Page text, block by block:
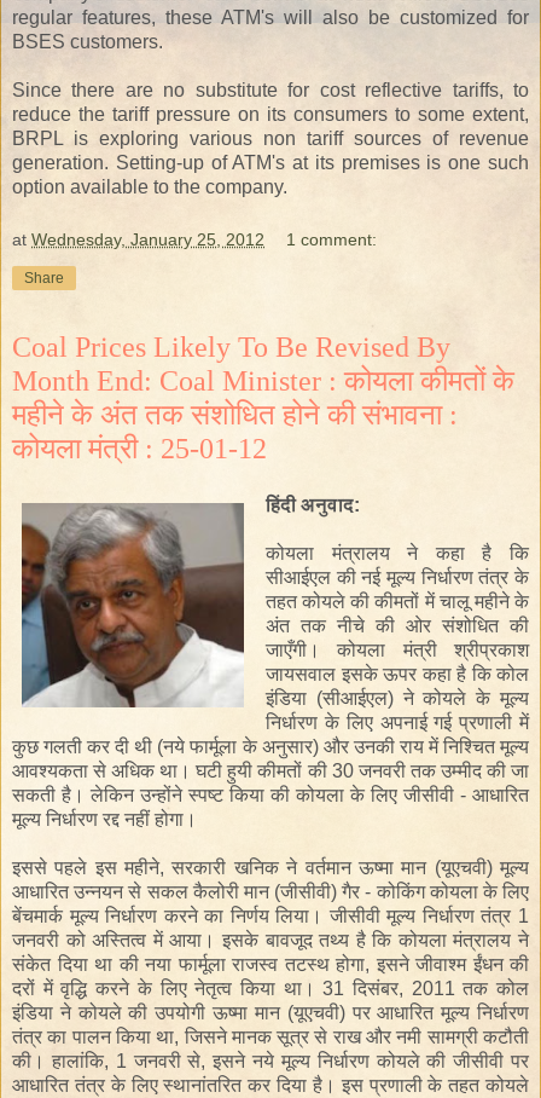
regular features, these ATM's will also be customized for
BSES customers.
Since there are no substitute for cost reflective tariffs, to
reduce the tariff pressure on its consumers to some extent,
BRPL is exploring various non tariff sources of revenue
generation. Setting-up of ATM's at its premises is one such
option available to the company.
at Wednesday, January 25, 2012 1 comment:
Share
Coal Prices Likely To Be Revised By
Month End: Coal Minister : कोयला कीमतों के
महीने के अंत तक संशोधित होने की संभावना :
कोयला मंत्री : 25-01-12
हिंदी अनुवाद:
कोयला मंत्रालय ने कहा है
कि
सीआईएल की नई मूल्य निर्धारण तंत्र के
तहत कोयले की कीमतों में चालू महीने के
अंत तक नीचे की ओर संशोधित की
जाएँगी।कोयला मंत्री
श्रीप्रकाश
जायसवाल इसके ऊपर कहा है कि कोल
इंडिया (सीआईएल)नेकोयले के मूल्य
निर्धारण के लिए अपनाई गई प्रणाली में
कुछ गलती कर दी थी (नयेफार्मूला के अनुसार) और उनकी राय में निश्चित मूल्य
आवश्यकतासे अधिक था । घटी हुयीकीमतों की 30 जनवरी तकउम्मीद की जा
सकती है । लेकिन उन्होंने स्पष्टकिया की कोयला के लिए जीसीवी - आधारित
मूल्य निर्धारण रद्द नहीं होगा ।
इससे पहले इस महीने, सरकारी खनिकनेवर्तमान ऊष्मा मान(यूएचवी) मूल्य
आधारित उन्नयन से सकल कैलोरी मान (जीसीवी) गैर - कोकिंग कोयला के लिए
बेंचमार्क मूल्य निर्धारण करने का निर्णय लिया । जीसीवी मूल्य निर्धारण तंत्र 1
जनवरी को अस्तित्व में आया। इसके बावजूदतथ्य है कि कोयला मंत्रालय ने
संकेत दिया था कीनया फार्मूलाराजस्व तटस्थ होगा, इसनेजीवाश्म ईंधन की
दरों में वृद्धि करने के लिए नेतृत्व किया था।31 दिसंबर, 2011 तक कोल
इंडिया ने कोयले की उपयोगी ऊष्मा मान (यूएचवी) पर आधारित मूल्य निर्धारण
तंत्र का पालन किया था, जिसनेमानक सूत्र से राख और नमी सामग्री कटौती
की। हालांकि, 1 जनवरी से, इसनेनये मूल्य निर्धारण कोयले की जीसीवी पर
आधारित तंत्र के लिए स्थानांतरित कर दिया है।इस प्रणाली के तहत कोयले